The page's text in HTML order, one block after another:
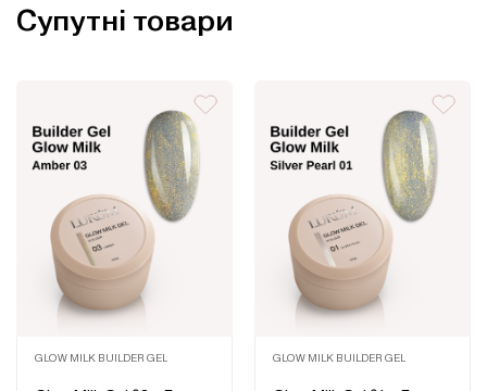
Супутні товари
GLOW MILK BUILDER GEL GLOW MILK BUILDER GEL